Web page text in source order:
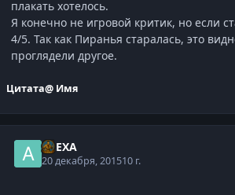
плакать хотелось.
Я конечно не игровой критик, но если
4/5. Так как Пиранья старалась, это
проглядели другое.
Цитата@ Имя
ALEXA
20 декабря, 201510 г.